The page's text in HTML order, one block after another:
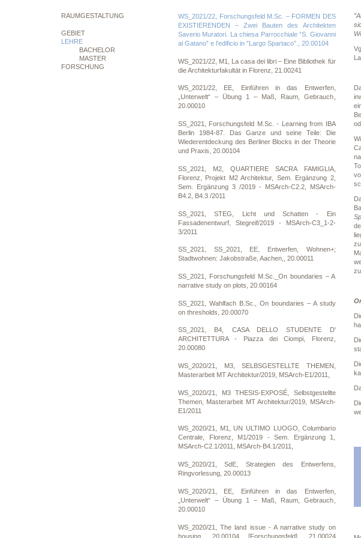
RAUMGESTALTUNG
GEBIET
LEHRE
BACHELOR
MASTER
FORSCHUNG
WS_2021/22, Forschungsfeld M.Sc. – FORMEN DES
EXISTIERENDEN – Zwei Bauten des Architekten
Saverio Muratori. La chiesa Parrocchiale ”S. Giovanni
al Gatano” e l’edificio in ”Largo Spartaco”., 20.00104
WS_2021/22, M1, La casa dei libri – Eine Bibliothek für
die Architekturfakultät in Florenz, 21.00241
WS_2021/22, EE, Einführen in das Entwerfen,
„Unterwelt“ – Übung 1 – Maß, Raum, Gebrauch,
20.00010
SS_2021, Forschungsfeld M.Sc. - Learning from IBA
Berlin 1984-87. Das Ganze und seine Teile: Die
Wiederentdeckung des Berliner Blocks in der Theorie
und Praxis, 20.00104
SS_2021, M2, QUARTIERE SACRA FAMIGLIA,
Florenz, Projekt M2 Architektur, Sem. Ergänzung 2,
Sem. Ergänzung 3 /2019 - MSArch-C2.2, MSArch-
B4.2, B4.3 /2011
SS_2021, STEG, Licht und Schatten - Ein
Fassadenentwurf, Stegreif/2019 - MSArch-C3_1-2-
3/2011
SS_2021, SS_2021, EE, Entwerfen, Wohnen+;
Stadtwohnen: Jakobstraße, Aachen,, 20.00011
SS_2021, Forschungsfeld M.Sc._On boundaries – A
narrative study on plots, 20.00164
SS_2021, Wahlfach B.Sc., On boundaries – A study
on thresholds, 20.00070
SS_2021, B4, CASA DELLO STUDENTE D'
ARCHITETTURA - Piazza dei Ciompi, Florenz,
20.00080
WS_2020/21, M3, SELBSGESTELLTE THEMEN,
Masterarbeit MT Architektur/2019, MSArch-E1/2011,
WS_2020/21, M3 THESIS-EXPOSÉ, Selbstgestellte
Themen, Masterarbeit MT Architektur/2019, MSArch-
E1/2011
WS_2020/21, M1, UN ULTIMO LUOGO, Columbario
Centrale, Florenz, M1/2019 - Sem. Ergänzung 1,
MSArch-C2.1/2011, MSArch-B4.1/2011,
WS_2020/21, SdE, Strategien des Entwerfens,
Ringvorlesung, 20.00013
WS_2020/21, EE, Einführen in das Entwerfen,
„Unterwelt“ – Übung 1 – Maß, Raum, Gebrauch,
20.00010
WS_2020/21, The land issue - A narrative study on
housing, 20.00104 [Forschungsfeld], 21.00024